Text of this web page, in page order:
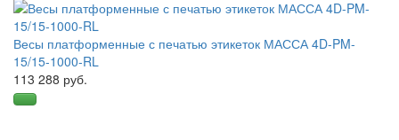
Весы платформенные с печатью этикеток МАССА 4D-PM-
15/15-1000-RL
113 288 руб.